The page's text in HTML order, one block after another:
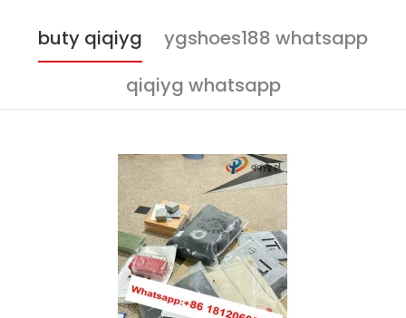
buty qiqiyg
ygshoes188 whatsapp
qiqiyg whatsapp